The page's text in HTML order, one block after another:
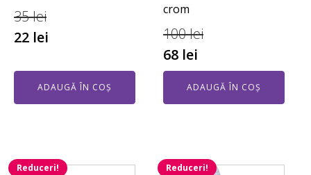
35lei
22 lei
ADAUGĂ ÎN COȘ
crom
100lei
68 lei
ADAUGĂ ÎN COȘ
Reduceri! Reduceri!